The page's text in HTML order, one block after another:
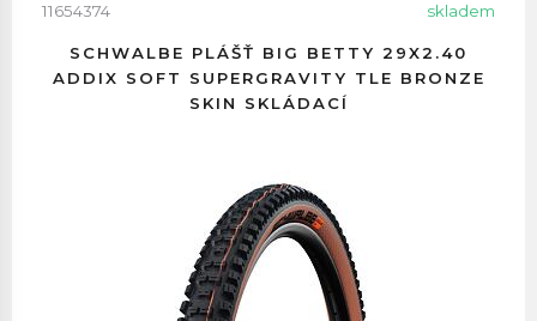
11654374 skladem
SCHWALBE PLÁŠŤ BIG BETTY 29X2.40
ADDIX SOFT SUPERGRAVITY TLE BRONZE
SKIN SKLÁDACÍ